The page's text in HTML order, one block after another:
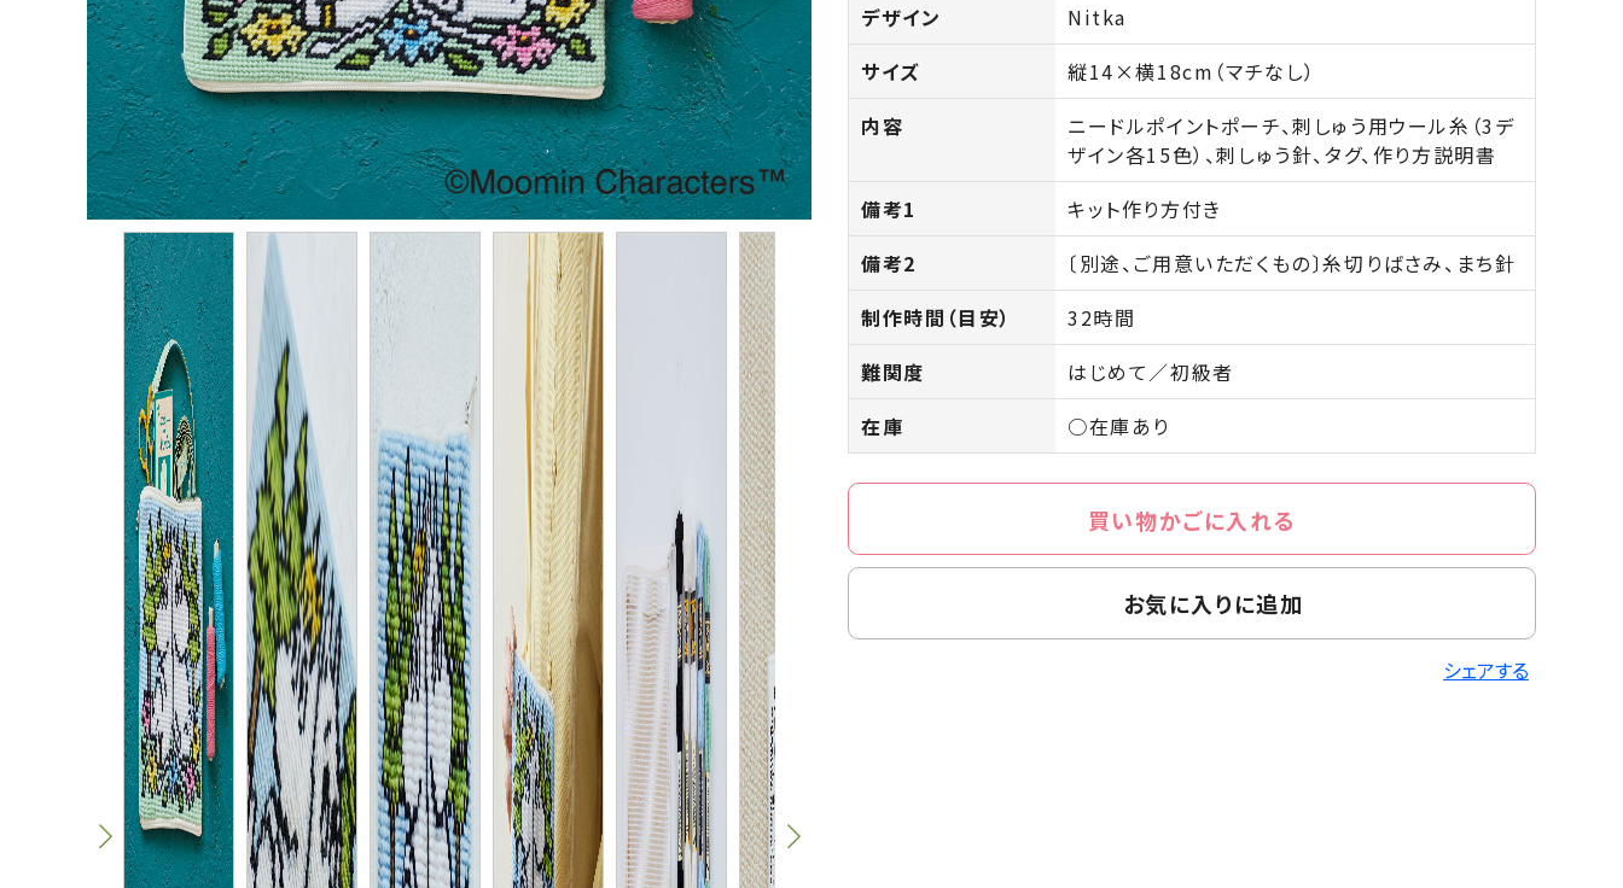
デザイン
Nitka
サイズ
縦14×横18cm（マチなし）
内容
ニードルポイントポーチ、刺しゅう用ウール糸（3デ
ザイン各15色）、刺しゅう針、タグ、作り方説明書
備考1
キット作り方付き
備考2
〔別途、ご用意いただくもの〕糸切りばさみ、まち針
制作時間（目安）
32時間
難関度
はじめて／初級者
在庫
○在庫あり
買い物かごに入れる
お気に入りに追加
シェアする